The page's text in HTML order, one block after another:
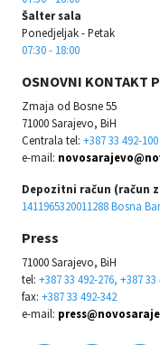
Šalter sala
Ponedjeljak - Petak
07:30 - 18:00
OSNOVNI KONTAKT
Zmaja od Bosne 55
71000 Sarajevo, BiH
Centrala tel: +387 33 492-100
e-mail:
Depozitni račun (račun
1411965320011288 Bosna
Press
71000 Sarajevo, BiH
tel: +387 33 492-276, +387 33
fax: +387 33 492-342
e-mail: